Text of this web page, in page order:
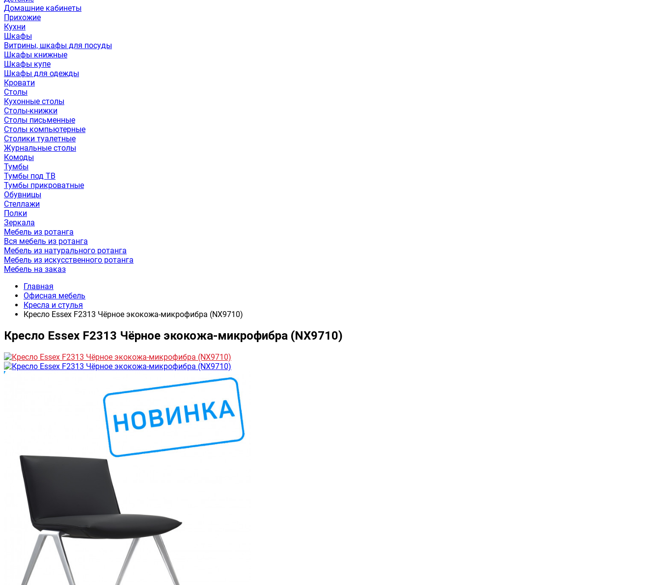
Домашние кабинеты
Прихожие
Кухни
Шкафы
Витрины, шкафы для посуды
Шкафы книжные
Шкафы купе
Шкафы для одежды
Кровати
Столы
Кухонные столы
Столы-книжки
Столы письменные
Столы компьютерные
Столики туалетные
Журнальные столы
Комоды
Тумбы
Тумбы под ТВ
Тумбы прикроватные
Обувницы
Стеллажи
Полки
Зеркала
Мебель из ротанга
Вся мебель из ротанга
Мебель из натурального ротанга
Мебель из искусственного ротанга
Мебель на заказ
Главная
Офисная мебель
Кресла и стулья
Кресло Essex F2313 Чёрное экокожа-микрофибра (NX9710)
Кресло Essex F2313 Чёрное экокожа-микрофибра (NX9710)